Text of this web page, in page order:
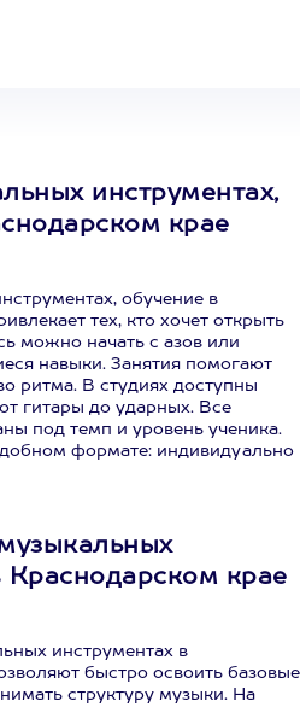
инструментах,
крае
обучение в
тех, кто хочет открыть
можно начать с азов или
навыки. Занятия помогают
ритма. В студиях доступны
гитары до ударных. Все
под темп и уровень ученика.
формате: индивидуально
Краснодарском крае
инструментах в
быстро освоить базовые
структуру музыки. На